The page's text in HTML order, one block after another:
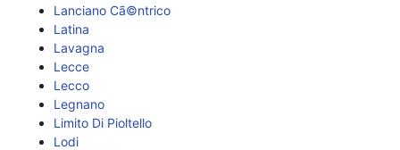
Lanciano Cã©ntrico
Latina
Lavagna
Lecce
Lecco
Legnano
Limito Di Pioltello
Lodi